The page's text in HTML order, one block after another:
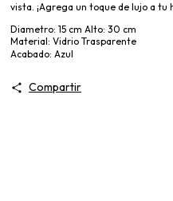
vista. ¡Agrega un toque de lujo a tu
Diametro: 15 cm Alto: 30 cm
Material: Vidrio Trasparente
Acabado: Azul
Compartir